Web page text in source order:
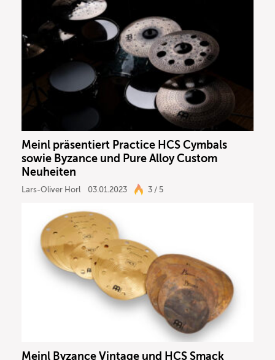
Meinl präsentiert Practice HCS Cymbals
sowie Byzance und Pure Alloy Custom
Neuheiten
Lars-Oliver Horl 03.01.2023 3 / 5
Meinl Byzance Vintage und HCS Smack